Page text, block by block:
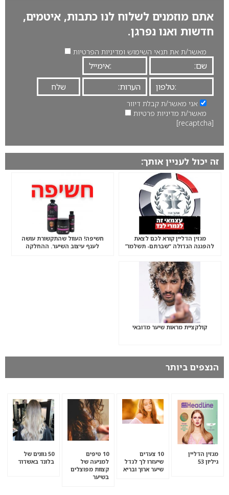
אתם מוזמנים לשלוח לנו כתבות, איטמים,
חדשות ואנו נפרגן.
מאשר/ת את תנאי השימוש ומדיניות הפרטיות
אני מאשר/ת קבלת דיוור
מאשר/ת מדיניות פרטיות
[recaptcha]
זה יכול לעניין אותך:
מגזין הדליין קורא לכם לצאת
להפגנה הגדולה “שברתם- תשלמו”
חשיפה! העוול שהתקשורת עושה
לענף עיצוב השיער. ההחלקה
קולקציית מראות שיער מדובאי
הנצפים ביותר
מגזין הדליין
גיליון 53
10 צעדים
שיעזרו לך לגדל
שיער ארוך ובריא
10 טיפים
למניעה של
קצוות מפוצלים
בשיער
50 גוונים של
בלונד באשדוד